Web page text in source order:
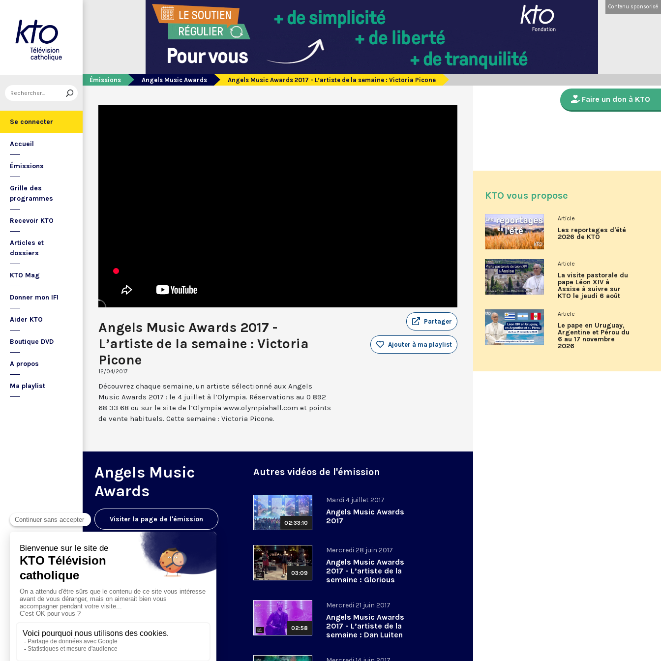
Se connecter
Accueil
Émissions
Grille des
programmes
Recevoir KTO
Articles et
dossiers
KTO Mag
Donner mon IFI
Aider KTO
Boutique DVD
A propos
Ma playlist
Contenu sponsorisé
Émissions Angels Music Awards Angels Music Awards 2017 - L’artiste de la semaine : Victoria Picone
Angels Music Awards 2017 -
L’artiste de la semaine : Victoria
Picone
12/04/2017
Partager
Ajouter à ma playlist
Découvrez chaque semaine, un artiste sélectionné aux Angels
Music Awards 2017 : le 4 juillet à l’Olympia. Réservations au 0 892
68 33 68 ou sur le site de l’Olympia www.olympiahall.com et points
de vente habituels. Cette semaine : Victoria Picone.
Angels Music
Awards
Visiter la page de l'émission
Autres vidéos de l'émission
02:33:10
Mardi 4 juillet 2017
Angels Music Awards
2017
03:09
Mercredi 28 juin 2017
Angels Music Awards
2017 - L’artiste de la
semaine : Glorious
02:58
Mercredi 21 juin 2017
Angels Music Awards
2017 - L’artiste de la
semaine : Dan Luiten
Faire un don à KTO
KTO vous propose
Article
Les reportages d'été
2026 de KTO
Article
La visite pastorale du
pape Léon XIV à
Assise à suivre sur
KTO le jeudi 6 août
Article
Le pape en Uruguay,
Argentine et Pérou du
6 au 17 novembre
2026